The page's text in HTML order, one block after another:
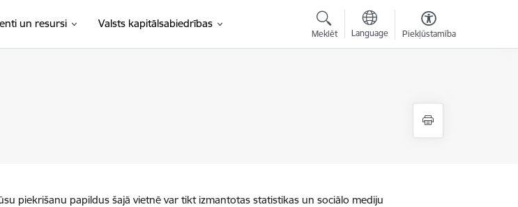
un resursi Valsts kapitālsabiedrības
Meklēt Language Piekļūstamība
piekrišanu papildus šajā vietnē var tikt izmantotas statistikas un sociālo mediju